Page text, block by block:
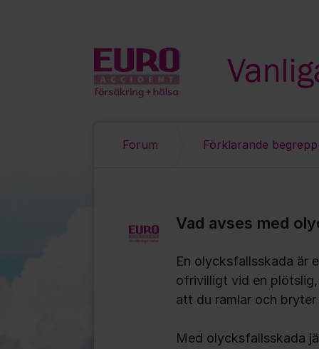
Forum Förklarande begrepp
Vad avses med
En olycksfallsskada är
ofrivilligt vid en
att du ramlar och
Med olycksfallsskada